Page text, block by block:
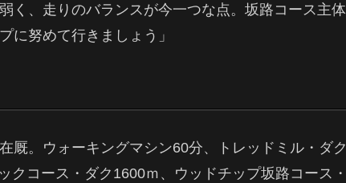
く、走りのバランスが今一つな点。坂路コース主体
に努めて行きましょう」
厩。ウォーキングマシン60分、トレッドミル・ダク
コース・ダク1600ｍ、ウッドチップ坂路コース・